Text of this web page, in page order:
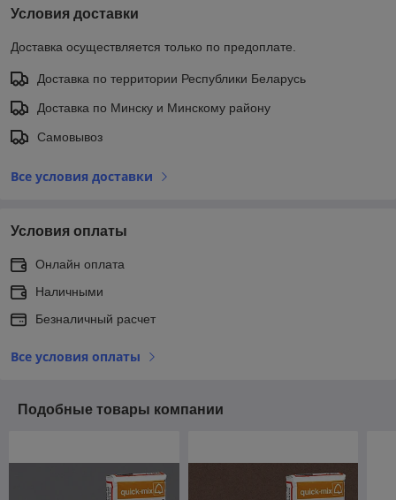
Условия доставки
Доставка осуществляется только по предоплате.
Доставка по территории Республики Беларусь
Доставка по Минску и Минскому району
Самовывоз
Все условия доставки
Условия оплаты
Онлайн оплата
Наличными
Безналичный расчет
Все условия оплаты
Подобные товары компании